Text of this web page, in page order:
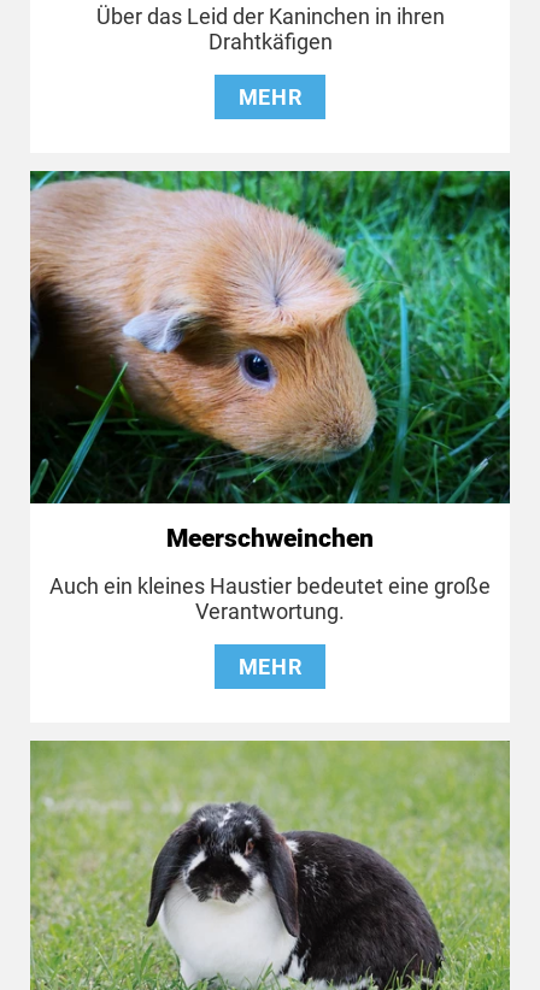
Über das Leid der Kaninchen in ihren
Drahtkäfigen
MEHR
Meerschweinchen
Auch ein kleines Haustier bedeutet eine große
Verantwortung.
MEHR